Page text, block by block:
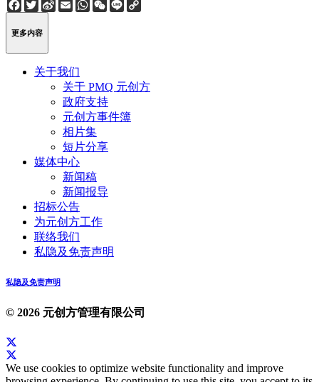
Facebook
Twitter
Sina
Weibo
EmailWhatsApp
WeChat
Line
更多内容
关于我们
关于 PMQ 元创方
政府支持
元创方事件簿
相片集
短片分享
媒体中心
新闻稿
新闻报导
招标公告
为元创方工作
联络我们
私隐及免责声明
私隐及免责声明
© 2026 元创方管理有限公司
We use cookies to optimize website functionality and improve